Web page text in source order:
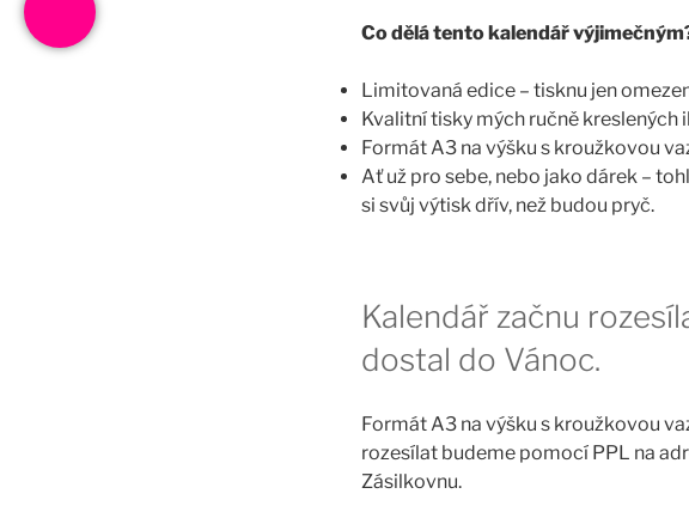
Co dělá tento kalendář
Limitovaná edice – tisknu jen
Kvalitní tisky mých ručně kreslených
Formát A3 na výšku s kroužkovou
Ať už pro sebe, nebo jako dárek –
si svůj výtisk dřív, než budou pryč.
Kalendář začnu
dostal do Vánoc.
Formát A3 na výšku s kroužkovou
rozesílat budeme pomocí PPL na
Zásilkovnu.